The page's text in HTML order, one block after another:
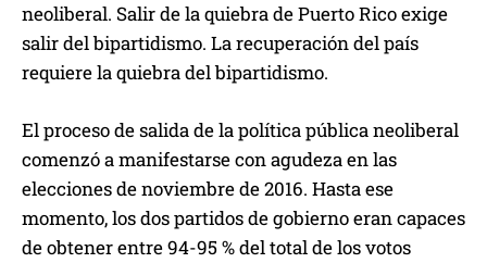
neoliberal. Salir de la quiebra de Puerto Rico exige
salir del bipartidismo. La recuperación del país
requiere la quiebra del bipartidismo.
El proceso de salida de la política pública neoliberal
comenzó a manifestarse con agudeza en las
elecciones de noviembre de 2016. Hasta ese
momento, los dos partidos de gobierno eran capaces
de obtener entre 94-95 % del total de los votos